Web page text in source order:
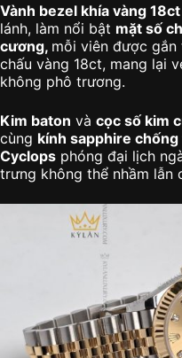
Vành bezel khía vàng 18ct
lánh, làm nổi bật mặt số
cương, mỗi viên được
chấu vàng 18ct, mang lại
không phô trương.
Kim baton và cọc số kim
cùng kính sapphire
Cyclops phóng đại lịch
trưng không thể nhầm lẫn